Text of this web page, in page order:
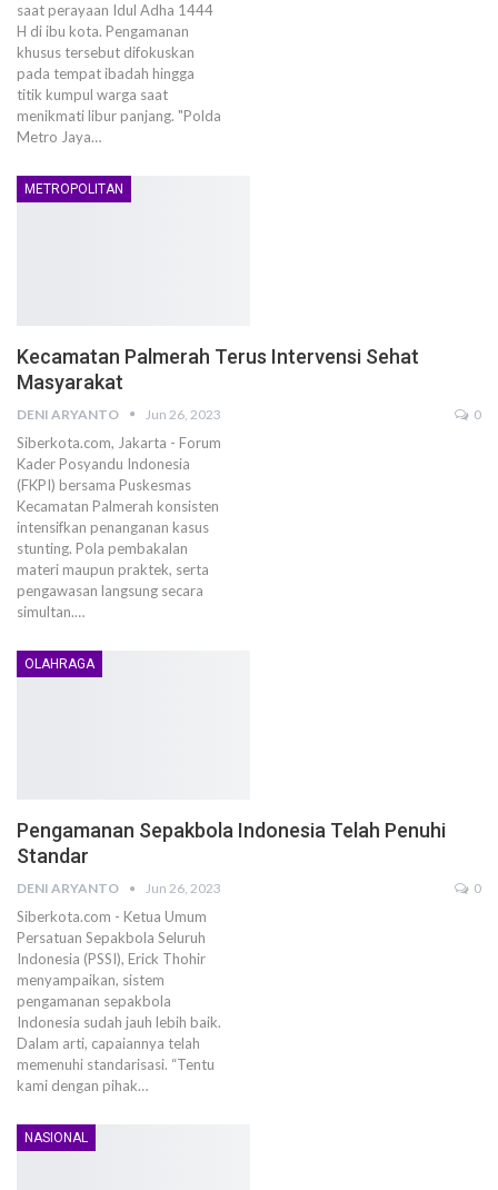
saat perayaan Idul Adha 1444
H di ibu kota. Pengamanan
khusus tersebut difokuskan
pada tempat ibadah hingga
titik kumpul warga saat
menikmati libur panjang. "Polda
Metro Jaya…
METROPOLITAN
Kecamatan Palmerah Terus Intervensi Sehat
Masyarakat
DENI ARYANTO Jun 26, 2023 0
Siberkota.com, Jakarta - Forum
Kader Posyandu Indonesia
(FKPI) bersama Puskesmas
Kecamatan Palmerah konsisten
intensifkan penanganan kasus
stunting. Pola pembakalan
materi maupun praktek, serta
pengawasan langsung secara
simultan.…
OLAHRAGA
Pengamanan Sepakbola Indonesia Telah Penuhi
Standar
DENI ARYANTO Jun 26, 2023 0
Siberkota.com - Ketua Umum
Persatuan Sepakbola Seluruh
Indonesia (PSSI), Erick Thohir
menyampaikan, sistem
pengamanan sepakbola
Indonesia sudah jauh lebih baik.
Dalam arti, capaiannya telah
memenuhi standarisasi. “Tentu
kami dengan pihak…
NASIONAL